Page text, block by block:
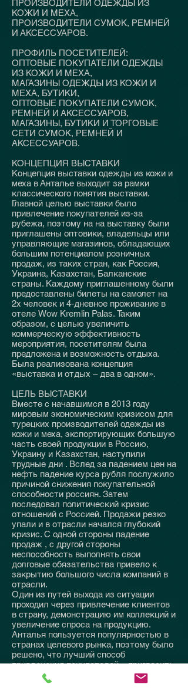
ПРОИЗВОДИТЕЛИ ОДЕЖДЫ ИЗ
КОЖИ И МЕХА,
ПРОИЗВОДИТЕЛИ СУМОК, РЕМНЕЙ
И АКСЕССУАРОВ.
ПРОФИЛЬ ПОСЕТИТЕЛЕЙ:
ОПТОВЫЕ ПОКУПАТЕЛИ ОДЕЖДЫ
ИЗ КОЖИ И МЕХА,
МАГАЗИНЫ ОДЕЖДЫ ИЗ КОЖИ И
МЕХА, БУТИКИ,
ОПТОВЫЕ ПОКУПАТЕЛИ СУМОК,
РЕМНЕЙ И АКСЕССУАРОВ,
МАГАЗИНЫ, БУТИКИ И ТОРГОВЫЕ
СЕТИ СУМОК, РЕМНЕЙ И
АКСЕССУАРОВ.
КОНЦЕПЦИЯ ВЫСТАВКИ
Концепция выставки одежды из кожи и
меха в Анталье выходит за рамки
классического понятия выставки.
Главной целью выставки было
привлечение покупателей из-за
рубежа, поэтому на на выставку были
приглашены оптовики, владельцы или
управляющие магазинов, обладающих
большим потенциалом розничных
продаж, из таких стран, как Россия,
Украина, Казахстан, Балканские
страны. Каждому приглашенному были
предоставлены билеты на самолет на
2х человек и 4-дневное проживание в
отеле Wow Kremlin Palas. Таким
образом, с целью увеличить
коммерческую эффективность
мероприятия, посетителям была
предложена и возможность отдыха.
Была реализована концепция
«выставка и отдых – два в одном».
ЦЕЛЬ ВЫСТАВКИ
Вместе с начавшимся в 2013 году
мировым экономическим кризисом для
турецких производителей одежды из
кожи и меха, экспортирующих большую
часть своей продукции в Россию,
Украину и Казахстан, наступили
трудные дни . Вслед за падением цен на
нефть падение курса рубля послужило
причиной снижения покупательной
способности россиян. Затем
последовал политический кризис
отношений с Россией. Продажи резко
упали и в отрасли начался глубокий
кризис. С одной стороны падение
продаж , с другой стороны
неспособность выполнять свои
долговые обязательства привело к
закрытию большого числа компаний в
отрасли.
Один из путей выхода из ситуации
проходил через привлечение клиентов
в страну, демонстрацию им коллекций и
увеличение спроса на продукцию.
Анталья пользуется популярностью в
странах целевого рынка, поэтому было
решено, что лучший способ
привлечения покупателей – пригласить
их в Анталью на выставку, предложив
им и возможность отдыха.